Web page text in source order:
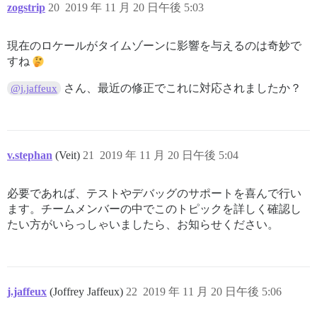
zogstrip 2019 年 11 月 20 日午後 5:03
20
現在のロケールがタイムゾーンに影響を与えるのは奇妙で
すね
@j.jaffeux さん、最近の修正でこれに対応されましたか？
v.stephan (Veit) 2019 年 11 月 20 日午後 5:04
21
必要であれば、テストやデバッグのサポートを喜んで行い
ます。チームメンバーの中でこのトピックを詳しく確認し
たい方がいらっしゃいましたら、お知らせください。
j.jaffeux (Joffrey Jaffeux) 2019 年 11 月 20 日午後 5:06
22